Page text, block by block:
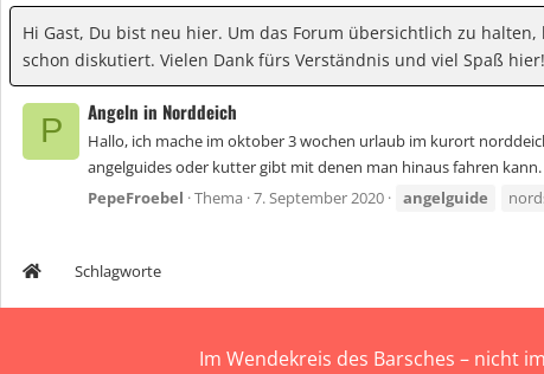
Hi Gast, Du bist neu hier. Um das Forum übersichtlich zu
schon diskutiert. Vielen Dank fürs Verständnis und viel Spaß hier!
P
Angeln in Norddeich
Hallo, ich mache im oktober 3 wochen urlaub im kurort
angelguides oder kutter gibt mit denen man hinaus fahren kann.
PepeFroebel Thema 7. September 2020 angelguide
Schlagworte
Im Wendekreis des Barsches – nicht